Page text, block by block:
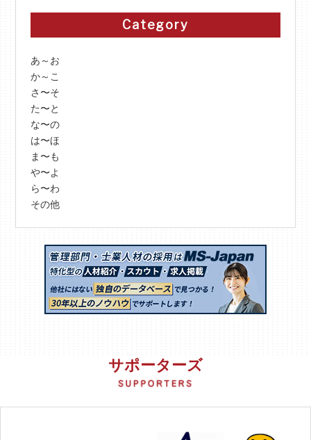
Category
あ～お
か～こ
さ〜そ
た〜と
な〜の
は〜ほ
ま〜も
や〜よ
ら〜わ
その他
サポーターズ